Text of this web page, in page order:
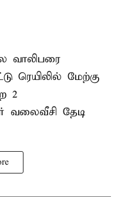
வாலிபரை
ரெயிலில் மேற்கு
2
தேடி